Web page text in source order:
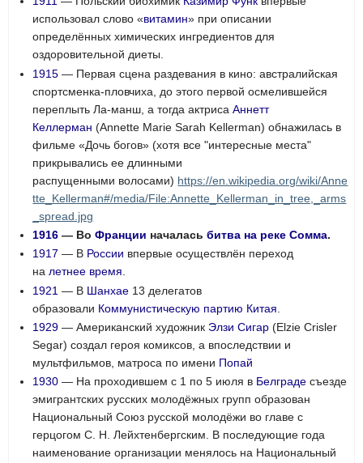
использовал слово «витамин» при описании
определённых химических ингредиентов для
оздоровительной диеты.
1915 — Первая сцена раздевания в кино: австралийская
спортсменка-пловчиха, до этого первой осмелившейся
переплыть Ла-манш, а тогда актрисаАннетт
Келлерман (Annette Marie Sarah Kellerman) обнажилась в
фильме «Дочь богов» (хотя все "интересные места"
прикрывались ее длинными
распущенными волосами) https://en.wikipedia.org/wiki/Anne
tte_Kellerman#/media/File:Annette_Kellerman_in_tree,_arms
_spread.jpg
1916 — ВоФранции началасьбитва на реке Сомма.
1917 — В России впервые осуществлён переход
налетнее время.
1921 — В Шанхае 13 делегатов
образовали Коммунистическую партию Китая
1929 — Американский художник Элзи Сигар (Elzie Crisler
Segar) создал героя комиксов, а впоследствии и
мультфильмов, матроса по имени Попай
1930 — На проходившем с 1 по 5 июля в Белграде съезде
эмигрантских русских молодёжных групп образован
Национальный Союз русской молодёжи во главе с
герцогом С. Н. Лейхтенбергским. В последующие года
наименование организации менялось на Национальный